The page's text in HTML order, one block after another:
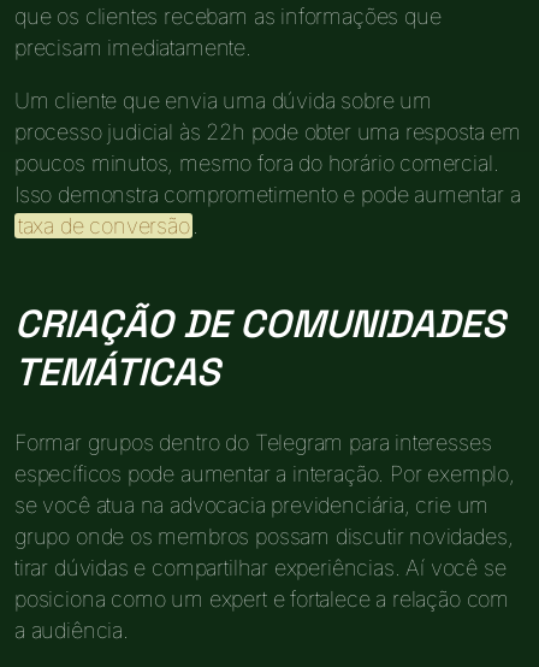
que os clientes recebam as informações que
precisam imediatamente.
Um cliente que envia uma dúvida sobre um
processo judicial às 22h pode obter uma resposta em
poucos minutos, mesmo fora do horário comercial.
Isso demonstra comprometimento e pode aumentar a
taxa de conversão
CRIAÇÃO DE COMUNIDADES
TEMÁTICAS
Formar grupos dentro do Telegram para interesses
específicos pode aumentar a interação. Por exemplo,
se você atua na advocacia previdenciária, crie um
grupo onde os membros possam discutir novidades,
tirar dúvidas e compartilhar experiências. Aí você se
posiciona como um expert e fortalece a relação com
a audiência.